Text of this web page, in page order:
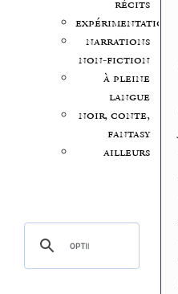
récits
expérimentation
narrations
non-fiction
à pleine
langue
noir, conte,
fantasy
ailleurs